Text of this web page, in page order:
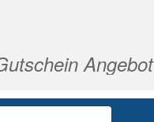
Angebot